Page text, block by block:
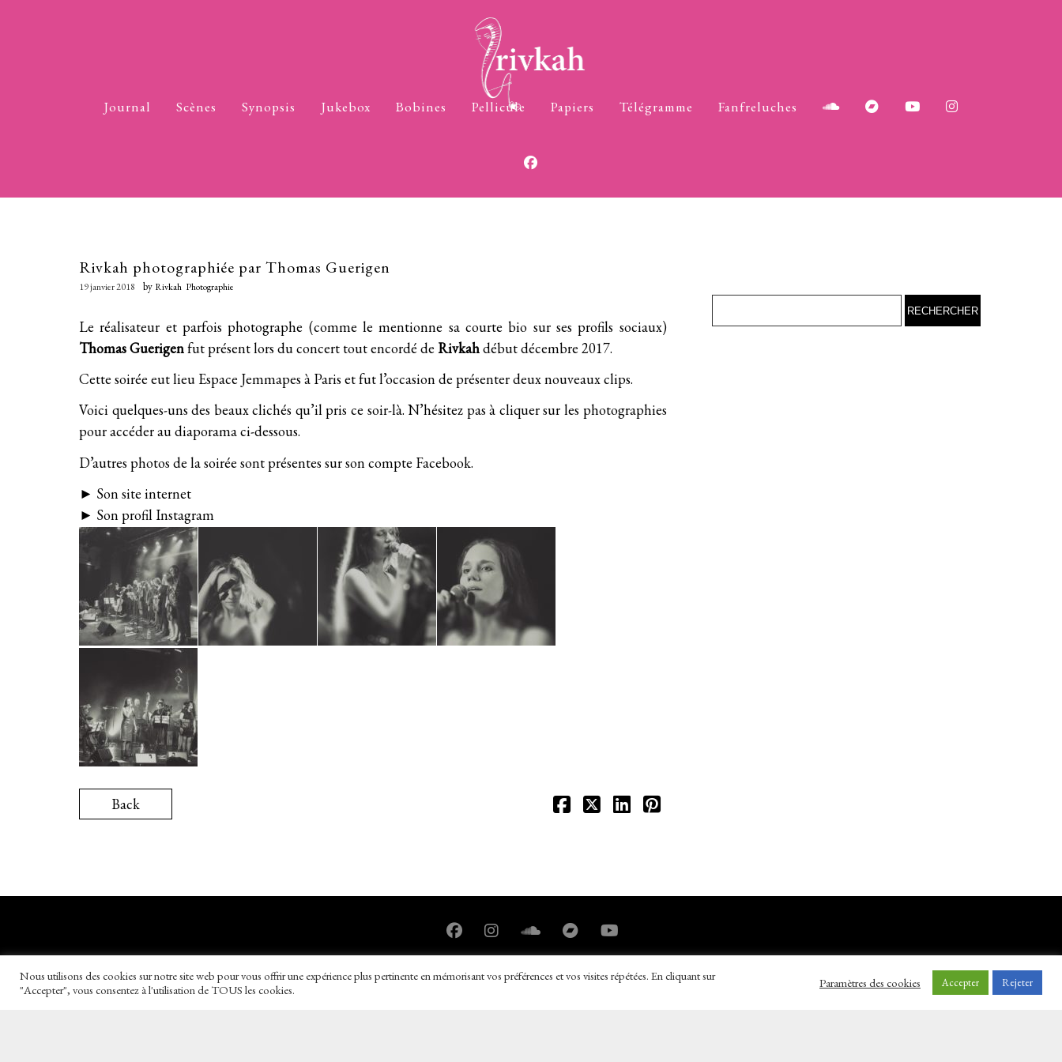
Journal Scènes Synopsis Jukebox Bobines Pellicule Papiers Télégramme Fanfreluches
Rivkah photographiée par Thomas Guerigen
19 janvier 2018 by Rivkah Photographie
Le réalisateur et parfois photographe (comme le mentionne sa courte bio sur ses profils sociaux)
Thomas Guerigenfut présent lors duconcert tout encordé de Rivkahdébut décembre 2017.
Cette soirée eut lieu Espace Jemmapes à Paris et fut l’occasion de présenterdeux nouveaux clips.
Voici quelques-uns des beaux clichés qu’il pris ce soir-là. N’hésitez pas à cliquer sur les photographies
pour accéder au diaporama ci-dessous.
D’autres photos de la soirée sont présentes surson compte Facebook.
► Son site internet
► Son profil Instagram
Back
Nous utilisons des cookies sur notre site web pour vous offrir une expérience plus pertinente en mémorisant vos préférences et vos visites répétées. En cliquant sur
"Accepter", vous consentez à l'utilisation de TOUS les cookies.
Paramètres des cookies Accepter Rejeter